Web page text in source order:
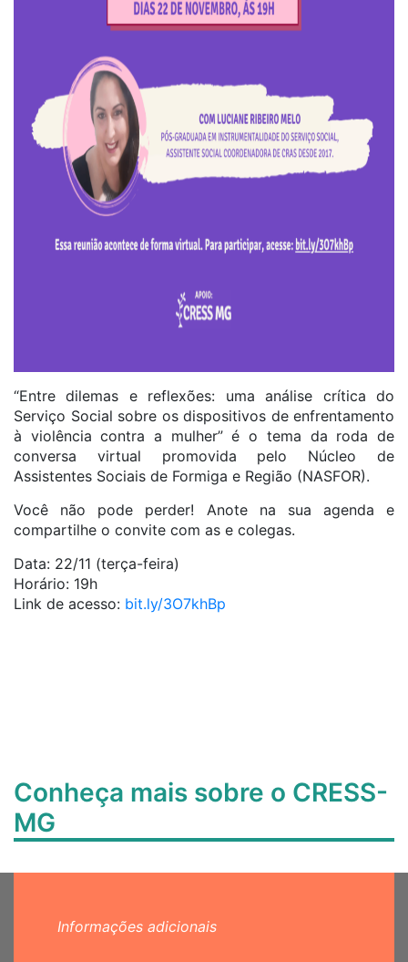
“Entre dilemas e reflexões: uma análise crítica do
Serviço Social sobre os dispositivos de enfrentamento
à violência contra a mulher” é o tema da roda de
conversa virtual promovida pelo Núcleo de
Assistentes Sociais de Formiga e Região (NASFOR).
Você não pode perder! Anote na sua agenda e
compartilhe o convite com as e colegas.
Data: 22/11 (terça-feira)
Horário: 19h
Link de acesso: bit.ly/3O7khBp
Conheça mais sobre o CRESS-
MG
Informações adicionais